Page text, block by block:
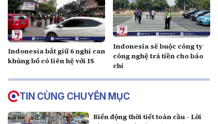
Indonesia bắt giữ 6 nghi can
khủng bố có liên hệ với IS
Indonesia sẽ buộc công ty
công nghệ trả tiền cho báo
chí
TIN CÙNG CHUYÊN MỤC
Biến động thời tiết toàn cầu - Lời